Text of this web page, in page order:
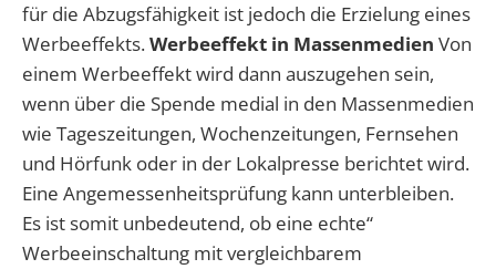
für die Abzugsfähigkeit ist jedoch die Erzielung eines
Werbeeffekts.Werbeeffekt in Massenmedien Von
einem Werbeeffekt wird dann auszugehen sein,
wenn über die Spende medial in den Massenmedien
wie Tageszeitungen, Wochenzeitungen, Fernsehen
und Hörfunk oder in der Lokalpresse berichtet wird.
Eine Angemessenheitsprüfung kann unterbleiben.
Es ist somit unbedeutend, ob eine echte“
Werbeeinschaltung mit vergleichbarem